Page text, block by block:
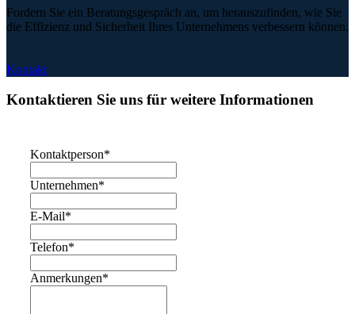
Fordern Sie ein Beratungsgespräch an, um herauszufinden, wie Sie
die Effizienz und Sicherheit Ihres Unternehmens verbessern können.
Kontakt
Kontaktieren Sie uns für weitere Informationen
Kontaktperson*
Unternehmen*
E-Mail*
Telefon*
Anmerkungen*